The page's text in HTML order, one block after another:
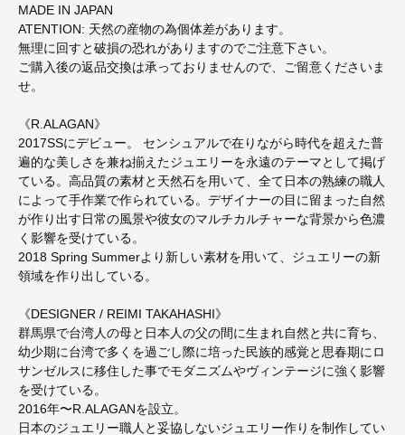
MADE IN JAPAN
ATENTION: 天然の産物の為個体差があります。
無理に回すと破損の恐れがありますのでご注意下さい。
ご購入後の返品交換は承っておりませんので、ご留意くださいま
せ。
《R.ALAGAN》
2017SSにデビュー。 センシュアルで在りながら時代を超えた普
遍的な美しさを兼ね揃えたジュエリーを永遠のテーマとして掲げ
ている。高品質の素材と天然石を用いて、全て日本の熟練の職人
によって手作業で作られている。デザイナーの目に留まった自然
が作り出す日常の風景や彼女のマルチカルチャーな背景から色濃
く影響を受けている。
2018 Spring Summerより新しい素材を用いて、ジュエリーの新
領域を作り出している。
《DESIGNER / REIMI TAKAHASHI》
群馬県で台湾人の母と日本人の父の間に生まれ自然と共に育ち、
幼少期に台湾で多くを過ごし際に培った民族的感覚と思春期にロ
サンゼルスに移住した事でモダニズムやヴィンテージに強く影響
を受けている。
2016年〜R.ALAGANを設立。
日本のジュエリー職人と妥協しないジュエリー作りを制作してい